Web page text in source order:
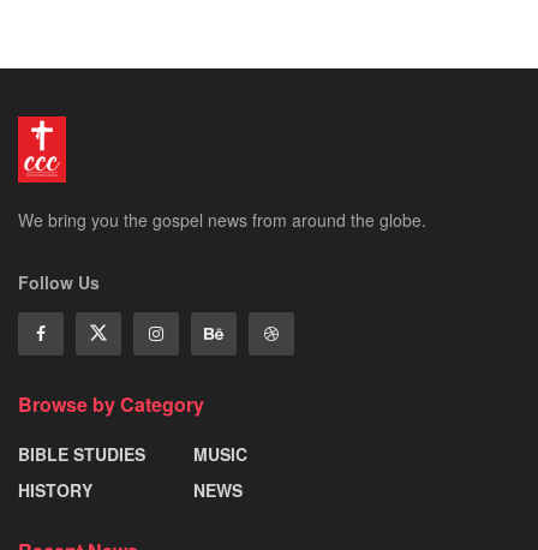
We bring you the gospel news from around the globe.
Follow Us
Browse by Category
BIBLE STUDIES
HISTORY
MUSIC
NEWS